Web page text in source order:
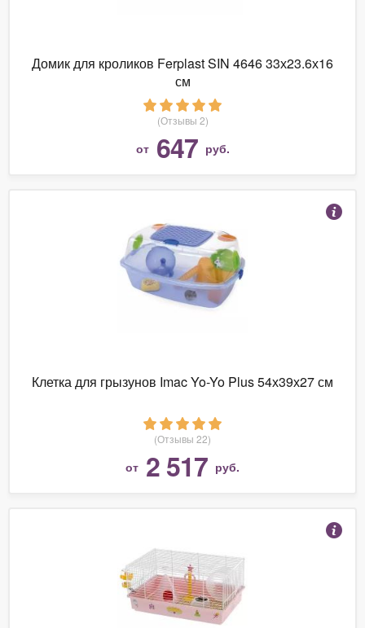
Домик для кроликов Ferplast SIN 4646 33х23.6х16
см
(Отзывы 2)
от 647 руб.
Клетка для грызунов Imac Yo-Yo Plus 54х39х27 см
(Отзывы 22)
от 2 517 руб.